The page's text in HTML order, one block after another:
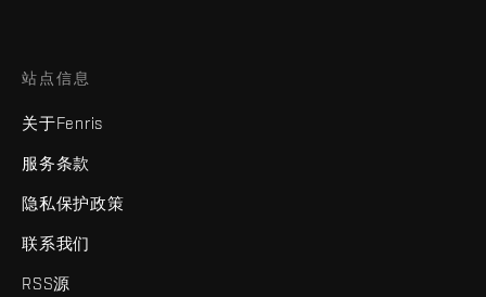
站点信息
关于Fenris
服务条款
隐私保护政策
联系我们
RSS源